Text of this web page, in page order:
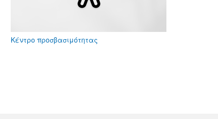
Κέντρο προσβασιμότητας